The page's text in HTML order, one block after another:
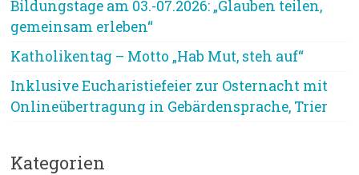
Bildungstage am 03.-07.2026: „Glauben teilen,
gemeinsam erleben“
Katholikentag – Motto „Hab Mut, steh auf“
Inklusive Eucharistiefeier zur Osternacht mit
Onlineübertragung in Gebärdensprache, Trier
Kategorien